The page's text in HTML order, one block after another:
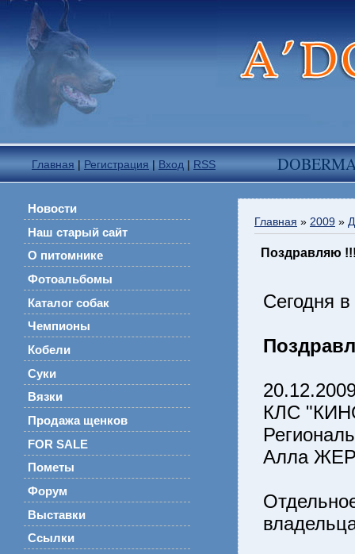
Главная | Регистрация | Вход | RSS
Новости
Наш старый сайт
О питомнике
Фотоальбомы
Каталог собак
Чемпионы
Кобели
Суки
Вязки
Продажа щенков
FOR SALE
Пометы
Форум
Выставки
Ссылки
Главная » 2009 »
Поздравляю
Сегодня
КЛС
Алла